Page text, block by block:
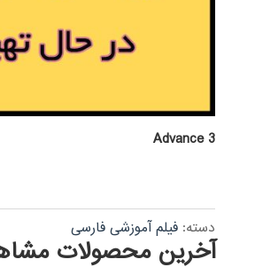
Advance 3
دسته: فیلم آموزشی فارسی
آخرین محصولات